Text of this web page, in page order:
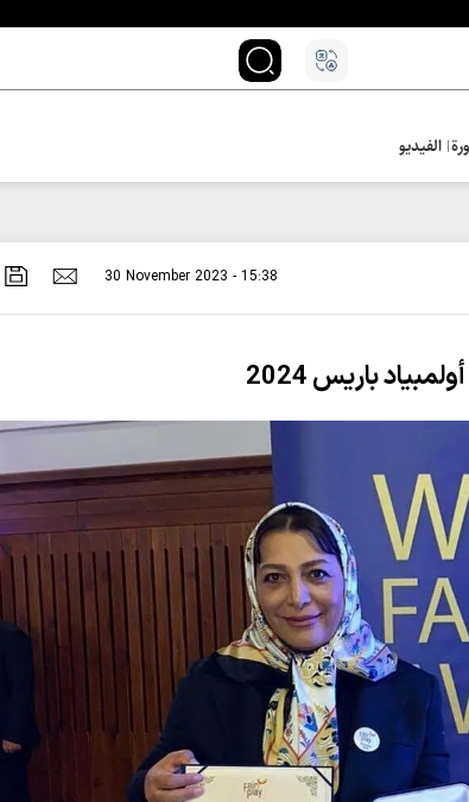
الفيديو
30 November 2023 - 15:38
باريس 2024